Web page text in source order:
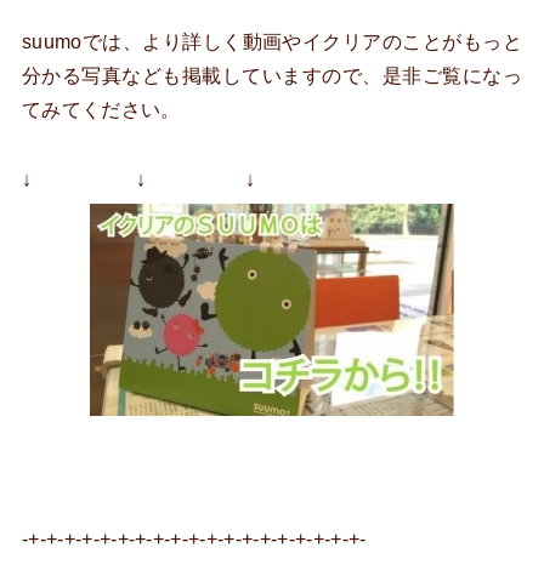
suumoでは、より詳しく動画やイクリアのことがもっと
分かる写真なども掲載していますので、是非ご覧になっ
てみてください。
↓ ↓ ↓
-+-+-+-+-+-+-+-+-+-+-+-+-+-+-+-+-+-+-+-